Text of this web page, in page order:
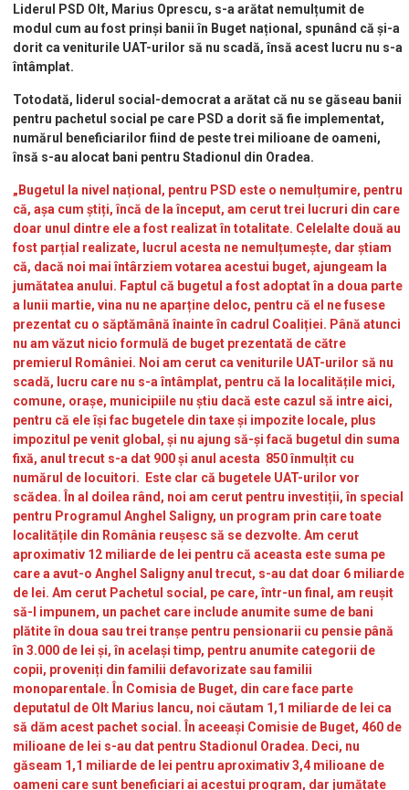
Publicat de: Florentina Ștefan Ciobanu
Liderul PSD Olt, Marius Oprescu, s-a arătat nemulțumit de
modul cum au fost prinși banii în Buget național, spunând că și-a
întâmplat.
Totodată, liderul social-democrat a arătat că nu se găseau banii
pentru pachetul social pe care PSD a dorit să fie implementat,
însă s-au alocat bani pentru Stadionul din Oradea.
„Bugetul la nivel național, pentru PSD este o nemulțumire, pentru
că, așa cum știți, încă de la început, am cerut trei lucruri din care
doar unul dintre ele a fost realizat în totalitate. Celelalte două au
fost parțial realizate, lucrul acesta ne nemulțumește, dar știam
că, dacă noi mai întârziem votarea acestui buget, ajungeam la
jumătatea anului. Faptul că bugetul a fost adoptat în a doua parte
a lunii martie, vina nu ne aparține deloc, pentru că el ne fusese
prezentat cu o săptămână înainte în cadrul Coaliției. Până atunci
nu am văzut nicio formulă de buget prezentată de către
premierul României. Noi am cerut ca veniturile UAT-urilor să nu
scadă, lucru care nu s-a întâmplat, pentru că la localitățile mici,
comune, orașe, municipiile nu știu dacă este cazul să intre aici,
pentru că ele își fac bugetele din taxe și impozite locale, plus
impozitul pe venit global, și nu ajung să-și facă bugetul din suma
fixă, anul trecut s-a dat 900 și anul acesta 850 înmulțit cu
numărul de locuitori. Este clar că bugetele UAT-urilor vor
scădea. În al doilea rând, noi am cerut pentru investiții, în special
pentru Programul Anghel Saligny, un program prin care toate
localitățile din România reușesc să se dezvolte. Am cerut
aproximativ 12 miliarde de lei pentru că aceasta este suma pe
care a avut-o Anghel Saligny anul trecut, s-au dat doar 6 miliarde
de lei. Am cerut Pachetul social, pe care, într-un final, am reușit
să-l impunem, un pachet care include anumite sume de bani
plătite în doua sau trei tranșe pentru pensionarii cu pensie până
în 3.000 de lei și, în același timp, pentru anumite categorii de
copii, proveniți din familii defavorizate sau familii
monoparentale. În Comisia de Buget, din care face parte
deputatul de Olt Marius Iancu, noi căutam 1,1 miliarde de lei ca
să dăm acest pachet social. În aceeași Comisie de Buget, 460 de
milioane de lei s-au dat pentru Stadionul Oradea. Deci, nu